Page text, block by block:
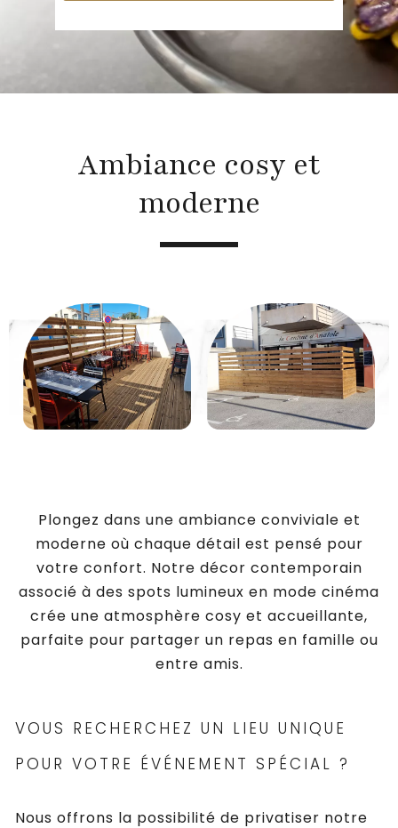
Ambiance cosy et
moderne
Plongez dans une ambiance conviviale et
moderne où chaque détail est pensé pour
votre confort. Notre décor contemporain
associé à des spots lumineux en mode cinéma
crée une atmosphère cosy et accueillante,
parfaite pour partager un repas en famille ou
entre amis.
VOUS RECHERCHEZ UN LIEU UNIQUE
POUR VOTRE ÉVÉNEMENT SPÉCIAL ?
Nous offrons la possibilité de privatiser notre